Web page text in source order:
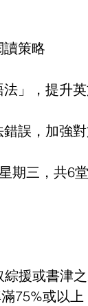
策略
」，提升
誤，加強
期三，共6堂
援或書津
75%或以